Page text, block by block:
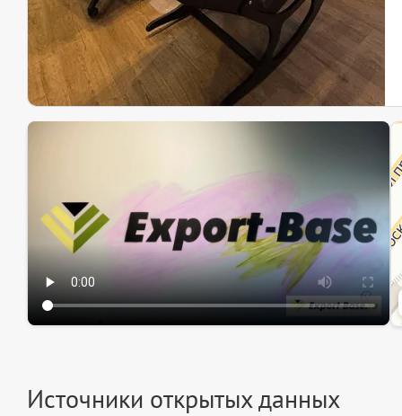
Источники открытых данных